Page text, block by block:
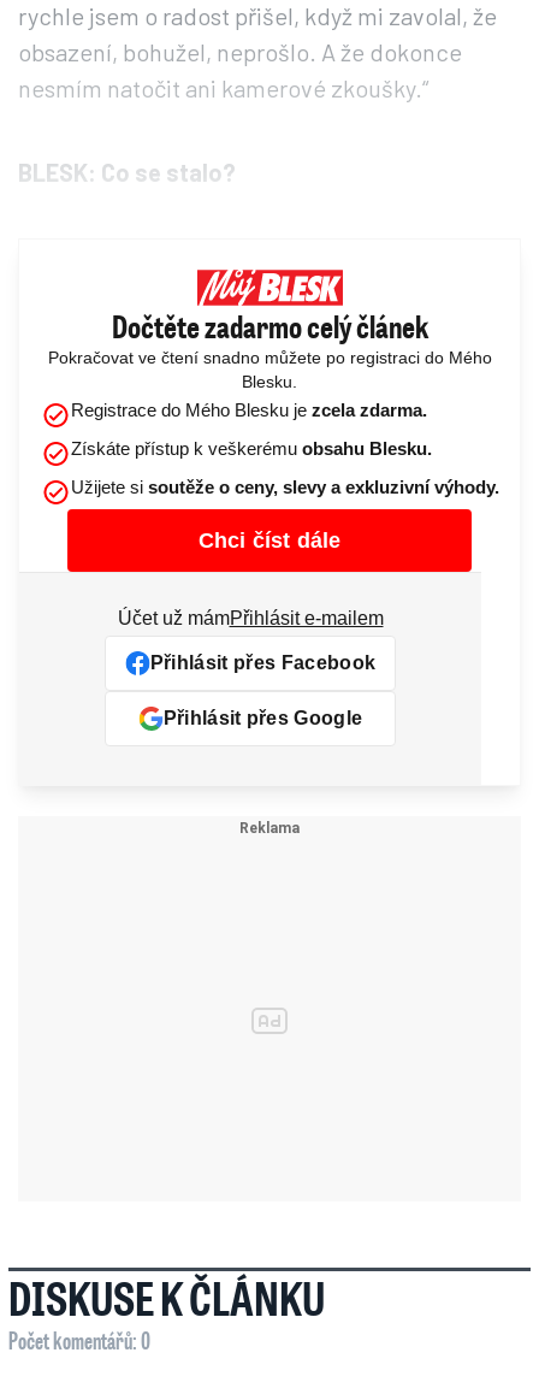
rychle jsem o radost přišel, když mi zavolal, že
obsazení, bohužel, neprošlo. A že dokonce
nesmím natočit ani kamerové zkoušky.“
BLESK: Co se stalo?
Dočtěte zadarmo celý článek
Pokračovat ve čtení snadno můžete po registraci do Mého
Blesku.
Registrace do Mého Blesku je zcela zdarma.
Získáte přístup k veškerému obsahu Blesku.
Užijete si soutěže o ceny, slevy a exkluzivní výhody.
Chci číst dále
Účet už mámPřihlásit e-mailem
Přihlásit přes Facebook
Přihlásit přes Google
DISKUSE K ČLÁNKU
Počet komentářů: 0